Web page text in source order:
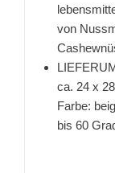
von
ca. 24 x
Farbe:
bis 60